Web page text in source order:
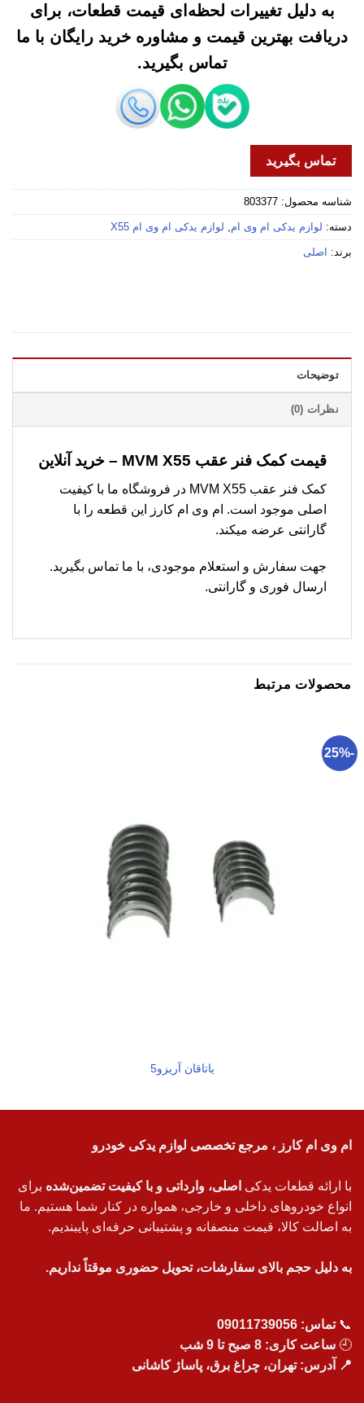
به دلیل تغییرات لحظه‌ای قیمت قطعات، برای
دریافت بهترین قیمت و مشاوره خرید رایگان با ما
تماس بگیرید.
تماس بگیرید
شناسه محصول: 803377
دسته: لوازم یدکی ام وی ام, لوازم یدکی ام وی ام X55
برند: اصلی
توضیحات
نظرات (0)
قیمت کمک فنر عقب MVM X55 – خرید آنلاین
کمک فنر عقب MVM X55 در فروشگاه ما با کیفیت
اصلی موجود است. ام وی ام کارز این قطعه را با
گارانتی عرضه میکند.
جهت سفارش و استعلام موجودی، با ما تماس بگیرید.
ارسال فوری و گارانتی.
محصولات مرتبط
-25%
یاتاقان آریزو5
ام وی ام کارز ، مرجع تخصصی لوازم یدکی خودرو
با ارائه قطعات یدکی اصلی، وارداتی و با کیفیت تضمین‌شده برای
انواع خودروهای داخلی و خارجی، همواره در کنار شما هستیم. ما
به اصالت کالا، قیمت منصفانه و پشتیبانی حرفه‌ای پایبندیم.
به دلیل حجم بالای سفارشات، تحویل حضوری موقتاً نداریم.
📞تماس: 09011739056
🕘 ساعت کاری: 8 صبح تا 9 شب
📍 آدرس: تهران، چراغ برق، پاساژ کاشانی